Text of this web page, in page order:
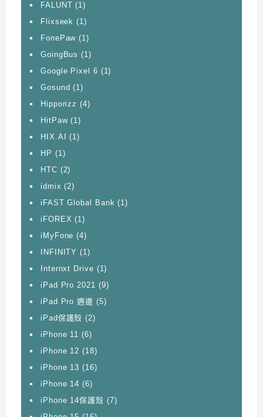
FALUNT (1)
Flixseek (1)
FonePaw (1)
GoingBus (1)
Google Pixel 6 (1)
Gosund (1)
Hipporizz (4)
HitPaw(1)
HIX.AI (1)
HP (1)
HTC (2)
idmix (2)
iFAST Global Bank (1)
iFOREX (1)
iMyFone (4)
INFINITY (1)
Internxt Drive (1)
iPad Pro 2021 (9)
iPad Pro 週邊 (5)
iPad保護殼 (2)
iPhone 11 (6)
iPhone 12 (18)
iPhone 13 (16)
iPhone 14 (6)
iPhone 14保護殼 (7)